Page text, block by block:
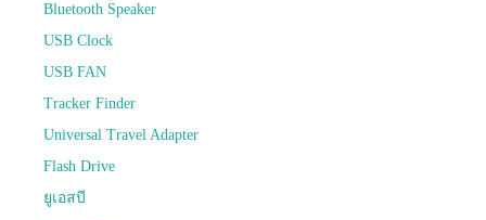
Bluetooth Speaker
USB Clock
USB FAN
Tracker Finder
Universal Travel Adapter
Flash Drive
ยูเอสบี